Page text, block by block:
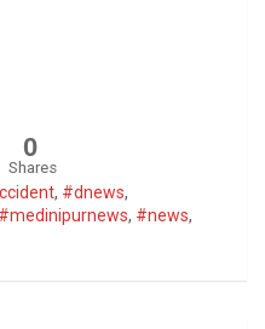
0
Shares
, #dnews,
#medinipurnews, #news,